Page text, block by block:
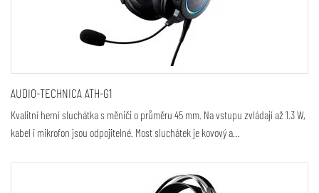
AUDIO-TECHNICA ATH-G1
Kvalitní herní sluchátka s měniči o průměru 45 mm. Na vstupu zvládají až 1.3 W,
kabel i mikrofon jsou odpojitelné. Most sluchátek je kovový a…